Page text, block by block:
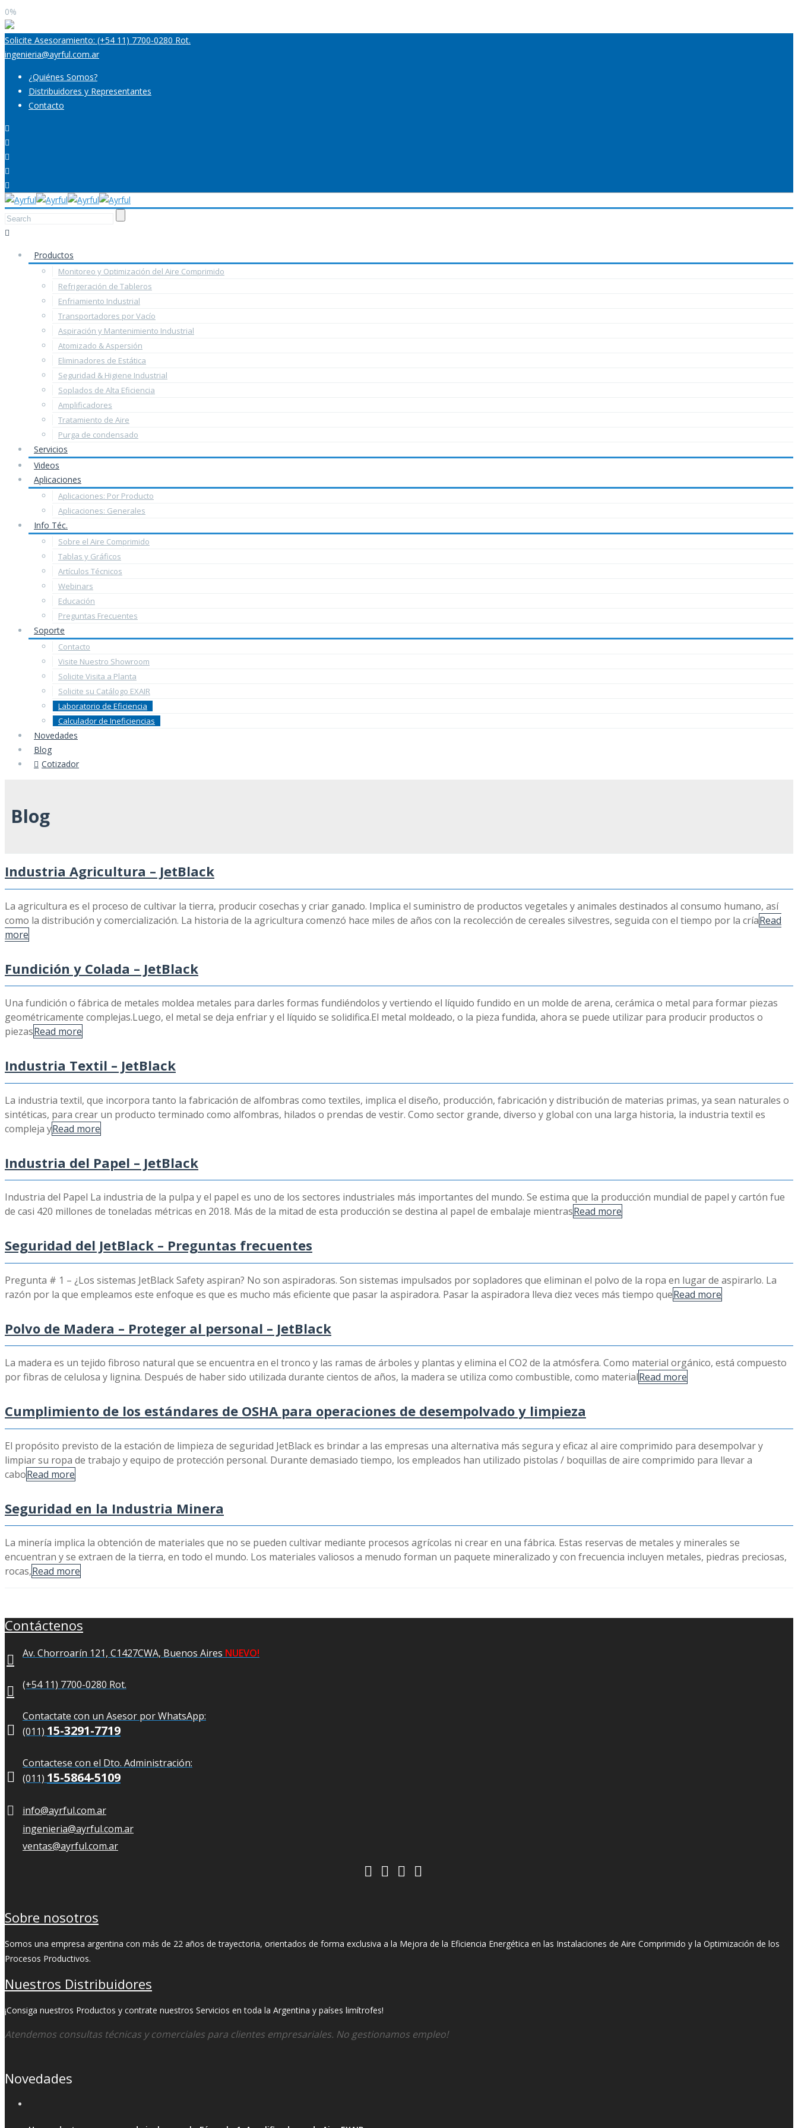
0%
Solicite Asesoramiento: (+54 11) 7700-0280 Rot.
ingenieria@ayrful.com.ar
¿Quiénes Somos?
Distribuidores y Representantes
Contacto
Productos
Monitoreo y Optimización del Aire Comprimido
Refrigeración de Tableros
Enfriamiento Industrial
Transportadores por Vacío
Aspiración y Mantenimiento Industrial
Atomizado & Aspersión
Eliminadores de Estática
Seguridad & Higiene Industrial
Soplados de Alta Eficiencia
Amplificadores
Tratamiento de Aire
Purga de condensado
Servicios
Videos
Aplicaciones
Aplicaciones: Por Producto
Aplicaciones: Generales
Info Téc.
Sobre el Aire Comprimido
Tablas y Gráficos
Artículos Técnicos
Webinars
Educación
Preguntas Frecuentes
Soporte
Contacto
Visite Nuestro Showroom
Solicite Visita a Planta
Solicite su Catálogo EXAIR
Laboratorio de Eficiencia
Calculador de Ineficiencias
Novedades
Blog
Cotizador
Blog
Industria Agricultura – JetBlack
La agricultura es el proceso de cultivar la tierra, producir cosechas y criar ganado. Implica el suministro de productos vegetales y animales destinados al consumo humano, así
como la distribución y comercialización. La historia de la agricultura comenzó hace miles de años con la recolección de cereales silvestres, seguida con el tiempo por la críaRead
more
Fundición y Colada – JetBlack
Una fundición o fábrica de metales moldea metales para darles formas fundiéndolos y vertiendo el líquido fundido en un molde de arena, cerámica o metal para formar piezas
geométricamente complejas.Luego, el metal se deja enfriar y el líquido se solidifica.El metal moldeado, o la pieza fundida, ahora se puede utilizar para producir productos o
piezasRead more
Industria Textil – JetBlack
La industria textil, que incorpora tanto la fabricación de alfombras como textiles, implica el diseño, producción, fabricación y distribución de materias primas, ya sean naturales o
sintéticas, para crear un producto terminado como alfombras, hilados o prendas de vestir. Como sector grande, diverso y global con una larga historia, la industria textil es
compleja yRead more
Industria del Papel – JetBlack
Industria del Papel La industria de la pulpa y el papel es uno de los sectores industriales más importantes del mundo. Se estima que la producción mundial de papel y cartón fue
de casi 420 millones de toneladas métricas en 2018. Más de la mitad de esta producción se destina al papel de embalaje mientrasRead more
Seguridad del JetBlack – Preguntas frecuentes
Pregunta # 1 – ¿Los sistemas JetBlack Safety aspiran? No son aspiradoras. Son sistemas impulsados por sopladores que eliminan el polvo de la ropa en lugar de aspirarlo. La
razón por la que empleamos este enfoque es que es mucho más eficiente que pasar la aspiradora. Pasar la aspiradora lleva diez veces más tiempo queRead more
Polvo de Madera – Proteger al personal – JetBlack
La madera es un tejido fibroso natural que se encuentra en el tronco y las ramas de árboles y plantas y elimina el CO2 de la atmósfera. Como material orgánico, está compuesto
por fibras de celulosa y lignina. Después de haber sido utilizada durante cientos de años, la madera se utiliza como combustible, como materialRead more
Cumplimiento de los estándares de OSHA para operaciones de desempolvado y limpieza
El propósito previsto de la estación de limpieza de seguridad JetBlack es brindar a las empresas una alternativa más segura y eficaz al aire comprimido para desempolvar y
limpiar su ropa de trabajo y equipo de protección personal. Durante demasiado tiempo, los empleados han utilizado pistolas / boquillas de aire comprimido para llevar a
caboRead more
Seguridad en la Industria Minera
La minería implica la obtención de materiales que no se pueden cultivar mediante procesos agrícolas ni crear en una fábrica. Estas reservas de metales y minerales se
encuentran y se extraen de la tierra, en todo el mundo. Los materiales valiosos a menudo forman un paquete mineralizado y con frecuencia incluyen metales, piedras preciosas,
rocas,Read more
Contáctenos
Av. Chorroarín 121, C1427CWA, Buenos Aires NUEVO!
(+54 11) 7700-0280 Rot.

Contactate con un Asesor por WhatsApp:
(011) 15-3291-7719

Contactese con el Dto. Administración:
(011) 15-5864-5109
info@ayrful.com.ar
ingenieria@ayrful.com.ar
ventas@ayrful.com.ar
Sobre nosotros
Somos una empresa argentina con más de 22 años de trayectoria, orientados de forma exclusiva a la Mejora de la Eficiencia Energética en las Instalaciones de Aire Comprimido y la Optimización de los
Procesos Productivos.
Nuestros Distribuidores
¡Consiga nuestros Productos y contrate nuestros Servicios en toda la Argentina y países limítrofes!
Atendemos consultas técnicas y comerciales para clientes empresariales. No gestionamos empleo!
Novedades